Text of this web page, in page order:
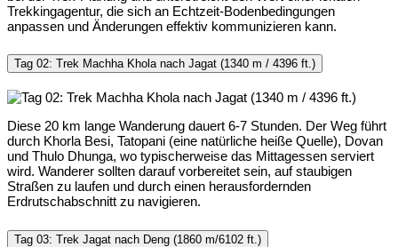
Trekkingagentur, die sich an Echtzeit-Bodenbedingungen
anpassen und Änderungen effektiv kommunizieren kann.
Tag 02: Trek Machha Khola nach Jagat (1340 m / 4396 ft.)
Diese 20 km lange Wanderung dauert 6-7 Stunden. Der Weg führt
durch Khorla Besi, Tatopani (eine natürliche heiße Quelle), Dovan
und Thulo Dhunga, wo typischerweise das Mittagessen serviert
wird. Wanderer sollten darauf vorbereitet sein, auf staubigen
Straßen zu laufen und durch einen herausfordernden
Erdrutschabschnitt zu navigieren.
Tag 03: Trek Jagat nach Deng (1860 m/6102 ft.)